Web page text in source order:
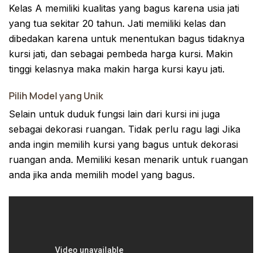
Kelas A memiliki kualitas yang bagus karena usia jati
yang tua sekitar 20 tahun. Jati memiliki kelas dan
dibedakan karena untuk menentukan bagus tidaknya
kursi jati, dan sebagai pembeda harga kursi. Makin
tinggi kelasnya maka makin harga kursi kayu jati.
Pilih Model yang Unik
Selain untuk duduk fungsi lain dari kursi ini juga
sebagai dekorasi ruangan. Tidak perlu ragu lagi Jika
anda ingin memilih kursi yang bagus untuk dekorasi
ruangan anda. Memiliki kesan menarik untuk ruangan
anda jika anda memilih model yang bagus.